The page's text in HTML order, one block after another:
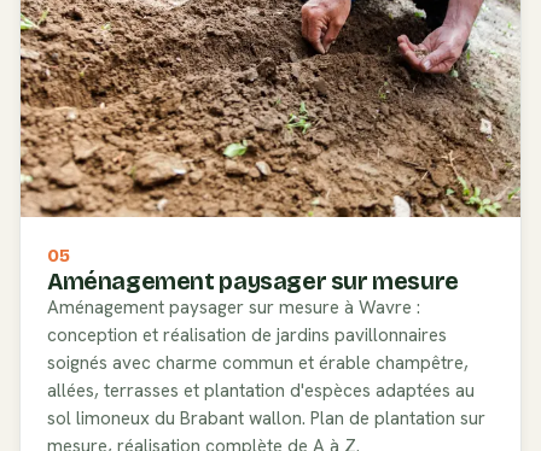
05
Aménagement paysager sur mesure
Aménagement paysager sur mesure à Wavre :
conception et réalisation de jardins pavillonnaires
soignés avec charme commun et érable champêtre,
allées, terrasses et plantation d'espèces adaptées au
sol limoneux du Brabant wallon. Plan de plantation sur